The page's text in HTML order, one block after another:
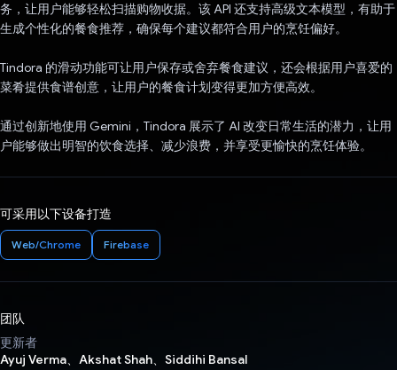
务，让用户能够轻松扫描购物收据。该 API 还支持高级文本模型，有助于
生成个性化的餐食推荐，确保每个建议都符合用户的烹饪偏好。
Tindora 的滑动功能可让用户保存或舍弃餐食建议，还会根据用户喜爱的
菜肴提供食谱创意，让用户的餐食计划变得更加方便高效。
通过创新地使用 Gemini，Tindora 展示了 AI 改变日常生活的潜力，让用
户能够做出明智的饮食选择、减少浪费，并享受更愉快的烹饪体验。
可采用以下设备打造
Web/Chrome Firebase
团队
更新者
Ayuj Verma、Akshat Shah、Siddihi Bansal